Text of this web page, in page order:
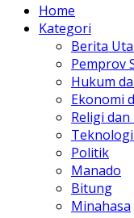
Home
Kategori
Berita
Pemprov
Hukum
Ekonomi
Religi dan
Politik
Manado
Bitung
Minahasa